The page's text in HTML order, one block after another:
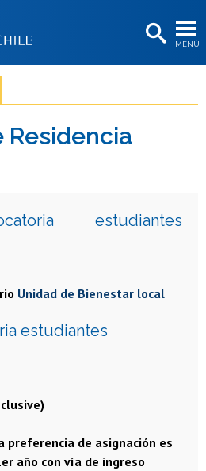
MENÚ
Estudiantes
os
Residencia
estudiantes
Unidad de Bienestar local
estudiantes
preferencia de asignación es
año con vía de ingreso